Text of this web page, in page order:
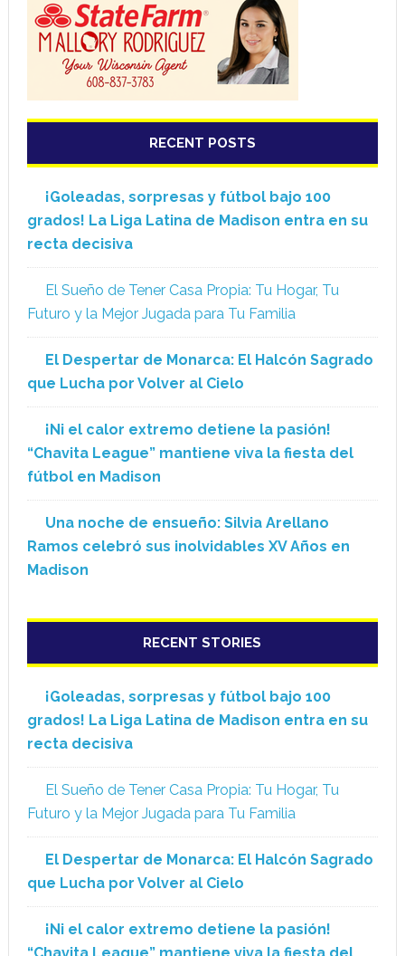
RECENT POSTS
¡Goleadas, sorpresas y fútbol bajo 100
grados! La Liga Latina de Madison entra en su
recta decisiva
El Sueño de Tener Casa Propia: Tu Hogar, Tu
Futuro y la Mejor Jugada para Tu Familia
El Despertar de Monarca: El Halcón Sagrado
que Lucha por Volver al Cielo
¡Ni el calor extremo detiene la pasión!
“Chavita League” mantiene viva la fiesta del
fútbol en Madison
Una noche de ensueño: Silvia Arellano
Ramos celebró sus inolvidables XV Años en
Madison
RECENT STORIES
¡Goleadas, sorpresas y fútbol bajo 100
grados! La Liga Latina de Madison entra en su
recta decisiva
El Sueño de Tener Casa Propia: Tu Hogar, Tu
Futuro y la Mejor Jugada para Tu Familia
El Despertar de Monarca: El Halcón Sagrado
que Lucha por Volver al Cielo
¡Ni el calor extremo detiene la pasión!